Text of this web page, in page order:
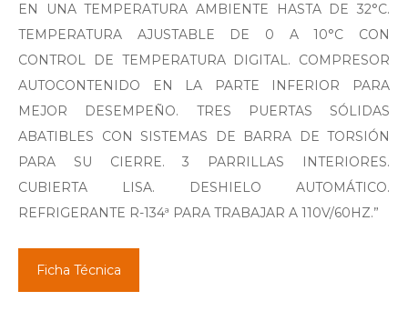
EN UNA TEMPERATURA AMBIENTE HASTA DE 32°C.
TEMPERATURA AJUSTABLE DE 0 A 10°C CON
CONTROL DE TEMPERATURA DIGITAL. COMPRESOR
AUTOCONTENIDO EN LA PARTE INFERIOR PARA
MEJOR DESEMPEÑO. TRES PUERTAS SÓLIDAS
ABATIBLES CON SISTEMAS DE BARRA DE TORSIÓN
PARA SU CIERRE. 3 PARRILLAS INTERIORES.
CUBIERTA LISA. DESHIELO AUTOMÁTICO.
REFRIGERANTE R-134ª PARA TRABAJAR A 110V/60HZ.”
Ficha Técnica